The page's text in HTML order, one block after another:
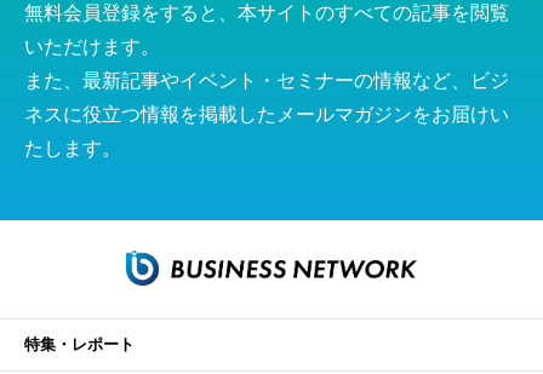
無料会員登録をすると、本サイトのすべての記事を閲覧
いただけます。
また、最新記事やイベント・セミナーの情報など、ビジ
ネスに役立つ情報を掲載したメールマガジンをお届けい
たします。
特集・レポート